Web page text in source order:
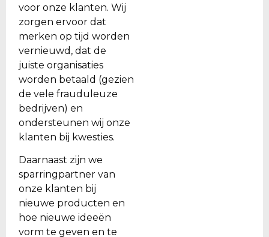
voor onze klanten. Wij
zorgen ervoor dat
merken op tijd worden
vernieuwd, dat de
juiste organisaties
worden betaald (gezien
de vele frauduleuze
bedrijven) en
ondersteunen wij onze
klanten bij kwesties.
Daarnaast zijn we
sparringpartner van
onze klanten bij
nieuwe producten en
hoe nieuwe ideeën
vorm te geven en te